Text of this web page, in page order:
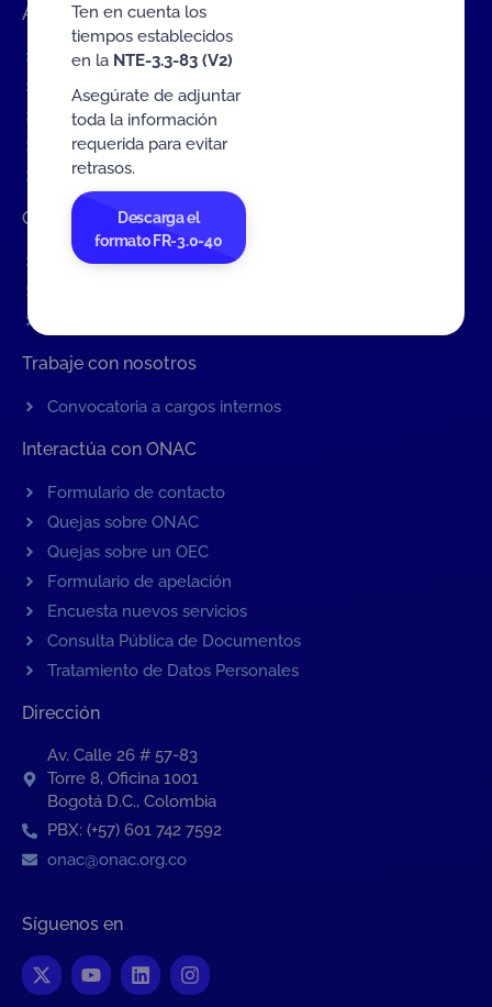
Accesos rápidos
Eventos
Tarifas MIT
Servicios de ONAC
Acredítate con ONAC
Documentos
Contratación de Bienes y Servicios
Contratación de bienes y servicios
Trabaje con nosotros
Convocatoria a cargos internos
Interactúa con ONAC
Formulario de contacto
Quejas sobre ONAC
Quejas sobre un OEC
Formulario de apelación
Encuesta nuevos servicios
Consulta Pública de Documentos
Tratamiento de Datos Personales
Dirección
Av. Calle 26 # 57-83
Torre 8, Oficina 1001
Bogotá D.C., Colombia
PBX: (+57) 601 742 7592
onac@onac.org.co
Síguenos en
Ten en cuenta los
tiempos establecidos
en la NTE-3.3-83 (V2)
Asegúrate de adjuntar
toda la información
requerida para evitar
retrasos.
Descarga el
formato FR-3.0-40